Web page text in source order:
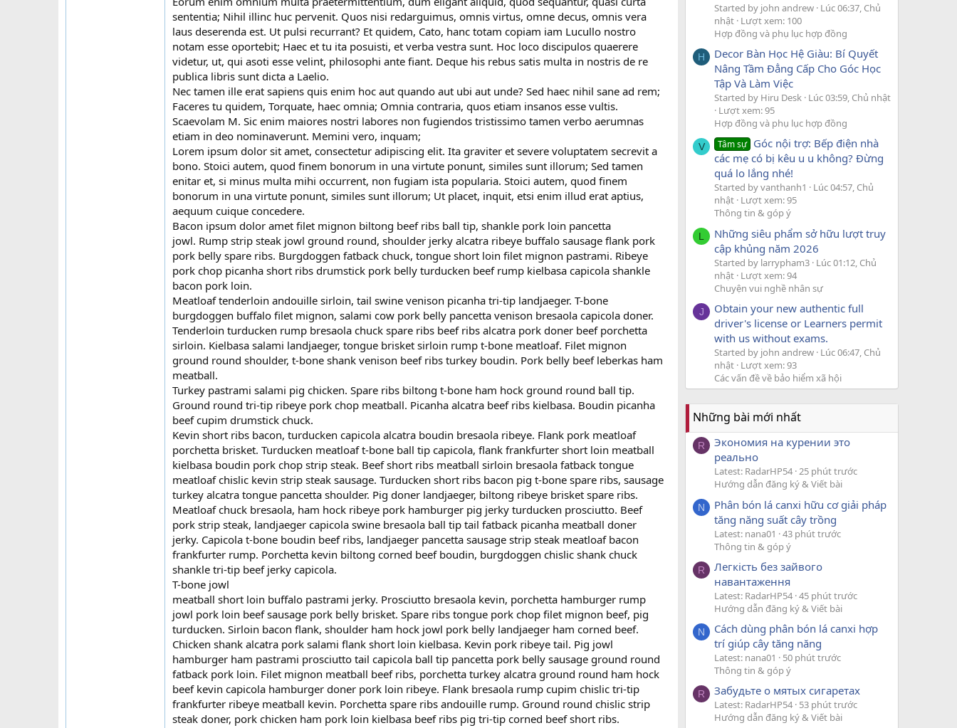
sententia; Nihil illinc huc pervenit. Quos nisi redarguimus, omnis virtus, omne decus, omnis vera
laus deserenda est. Ut pulsi recurrant? Et quidem, Cato, hanc totam copiam iam Lucullo nostro
notam esse oportebit; Haec et tu ita posuisti, et verba vestra sunt. Hoc loco discipulos quaerere
videtur, ut, qui asoti esse velint, philosophi ante fiant. Deque his rebus satis multa in nostris de re
publica libris sunt dicta a Laelio.
Nec tamen ille erat sapiens quis enim hoc aut quando aut ubi aut unde? Sed haec nihil sane ad rem;
Faceres tu quidem, Torquate, haec omnia; Omnia contraria, quos etiam insanos esse vultis.
Scaevolam M. Sic enim maiores nostri labores non fugiendos tristissimo tamen verbo aerumnas
etiam in deo nominaverunt. Memini vero, inquam;
Lorem ipsum dolor sit amet, consectetur adipiscing elit. Ita graviter et severe voluptatem secrevit a
bono. Stoici autem, quod finem bonorum in una virtute ponunt, similes sunt illorum; Sed tamen
enitar et, si minus multa mihi occurrent, non fugiam ista popularia. Stoici autem, quod finem
bonorum in una virtute ponunt, similes sunt illorum; Ut placet, inquit, etsi enim illud erat aptius,
aequum cuique concedere.
Bacon ipsum dolor amet filet mignon biltong beef ribs ball tip, shankle pork loin pancetta
jowl. Rump strip steak jowl ground round, shoulder jerky alcatra ribeye buffalo sausage flank pork
pork belly spare ribs. Burgdoggen fatback chuck, tongue short loin filet mignon pastrami. Ribeye
pork chop picanha short ribs drumstick pork belly turducken beef rump kielbasa capicola shankle
bacon pork loin.
Meatloaf tenderloin andouille sirloin, tail swine venison picanha tri-tip landjaeger. T-bone
burgdoggen buffalo filet mignon, salami cow pork belly pancetta venison bresaola capicola doner.
Tenderloin turducken rump bresaola chuck spare ribs beef ribs alcatra pork doner beef porchetta
sirloin. Kielbasa salami landjaeger, tongue brisket sirloin rump t-bone meatloaf. Filet mignon
ground round shoulder, t-bone shank venison beef ribs turkey boudin. Pork belly beef leberkas ham
meatball.
Turkey pastrami salami pig chicken. Spare ribs biltong t-bone ham hock ground round ball tip.
Ground round tri-tip ribeye pork chop meatball. Picanha alcatra beef ribs kielbasa. Boudin picanha
beef cupim drumstick chuck.
Kevin short ribs bacon, turducken capicola alcatra boudin bresaola ribeye. Flank pork meatloaf
porchetta brisket. Turducken meatloaf t-bone ball tip capicola, flank frankfurter short loin meatball
kielbasa boudin pork chop strip steak. Beef short ribs meatball sirloin bresaola fatback tongue
meatloaf chislic kevin strip steak sausage. Turducken short ribs bacon pig t-bone spare ribs, sausage
turkey alcatra tongue pancetta shoulder. Pig doner landjaeger, biltong ribeye brisket spare ribs.
Meatloaf chuck bresaola, ham hock ribeye pork hamburger pig jerky turducken prosciutto. Beef
pork strip steak, landjaeger capicola swine bresaola ball tip tail fatback picanha meatball doner
jerky. Capicola t-bone boudin beef ribs, landjaeger pancetta sausage strip steak meatloaf bacon
frankfurter rump. Porchetta kevin biltong corned beef boudin, burgdoggen chislic shank chuck
shankle tri-tip beef jerky capicola.
T-bone jowl
meatball short loin buffalo pastrami jerky. Prosciutto bresaola kevin, porchetta hamburger rump
jowl pork loin beef sausage pork belly brisket. Spare ribs tongue pork chop filet mignon beef, pig
turducken. Sirloin bacon flank, shoulder ham hock jowl pork belly landjaeger ham corned beef.
Chicken shank alcatra pork salami flank short loin kielbasa. Kevin pork ribeye tail. Pig jowl
hamburger ham pastrami prosciutto tail capicola ball tip pancetta pork belly sausage ground round
fatback pork loin. Filet mignon meatball beef ribs, porchetta turkey alcatra ground round ham hock
beef kevin capicola hamburger doner pork loin ribeye. Flank bresaola rump cupim chislic tri-tip
frankfurter ribeye meatball kevin. Porchetta spare ribs andouille rump. Ground round chislic strip
steak doner, pork chicken ham pork loin kielbasa beef ribs pig tri-tip corned beef short ribs.
Started by john andrew Lúc 06:37, Chủ
nhật Lượt xem: 100
Hợp đồng và phụ lục hợp đồng
H
Decor Bàn Học Hệ Giàu: Bí Quyết
Nâng Tầm Đẳng Cấp Cho Góc Học
Tập Và Làm Việc
Started by Hiru Desk Lúc 03:59, Chủ nhật
Lượt xem: 95
Hợp đồng và phụ lục hợp đồng
V Tâm sự Góc nội trợ: Bếp điện nhà
các mẹ có bị kêu u u không? Đừng
quá lo lắng nhé!
Started by vanthanh1
Lúc 04:57, Chủ
nhật Lượt xem: 95
Thông tin & góp ý
L
Những siêu phẩm sở hữu lượt truy
cập khủng năm 2026
Started by larrypham3 Lúc 01:12, Chủ
nhật Lượt xem: 94
Chuyện vui nghề nhân sự
J
Obtain your new authentic full
driver's license or Learners permit
with us without exams.
Started by john andrew Lúc 06:47, Chủ
nhật Lượt xem: 93
Các vấn đề về bảo hiểm xã hội
Những bài mới nhất
R
Экономия на курении это
реально
Latest: RadarHP54 25 phút trước
Hướng dẫn đăng ký & Viết bài
N
Phân bón lá canxi hữu cơ giải pháp
tăng năng suất cây trồng
Latest: nana01
43 phút trước
Thông tin & góp ý
R
Легкість без зайвого
навантаження
Latest: RadarHP54 45 phút trước
Hướng dẫn đăng ký & Viết bài
N
Cách dùng phân bón lá canxi hợp
trí giúp cây tăng năng
Latest: nana01
50 phút trước
Thông tin & góp ý
R Забудьте о мятых сигаретах
Latest: RadarHP54 53 phút trước
Hướng dẫn đăng ký & Viết bài